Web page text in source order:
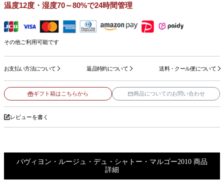
温度12度・湿度70～80%で24時間管理
その他ご利用可能です
お支払い方法について 返品特約について 送料・クール便について
ギフト箱はこちらから 商品についてのお問い合わせ
レビューを書く
パヴィヨン・ルージュ・デュ・シャトー・マルゴー2010 商品
詳細